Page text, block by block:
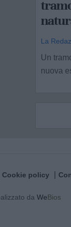
La
Un
nuova
Cookie policy
da WeBios